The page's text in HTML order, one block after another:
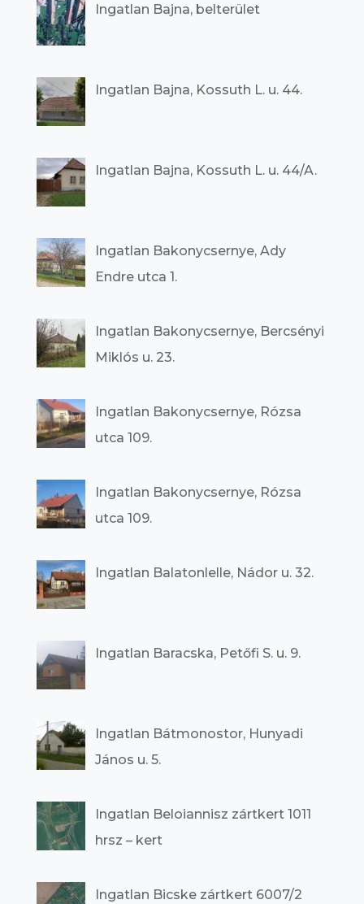
Ingatlan Bajna, belterület
Ingatlan Bajna, Kossuth L. u. 44.
Ingatlan Bajna, Kossuth L. u. 44/A.
Ingatlan Bakonycsernye, Ady
Endre utca 1.
Ingatlan Bakonycsernye, Bercsényi
Miklós u. 23.
Ingatlan Bakonycsernye, Rózsa
utca 109.
Ingatlan Bakonycsernye, Rózsa
utca 109.
Ingatlan Balatonlelle, Nádor u. 32.
Ingatlan Baracska, Petőfi S. u. 9.
Ingatlan Bátmonostor, Hunyadi
János u. 5.
Ingatlan Beloiannisz zártkert 1011
hrsz – kert
Ingatlan Bicske zártkert 6007/2